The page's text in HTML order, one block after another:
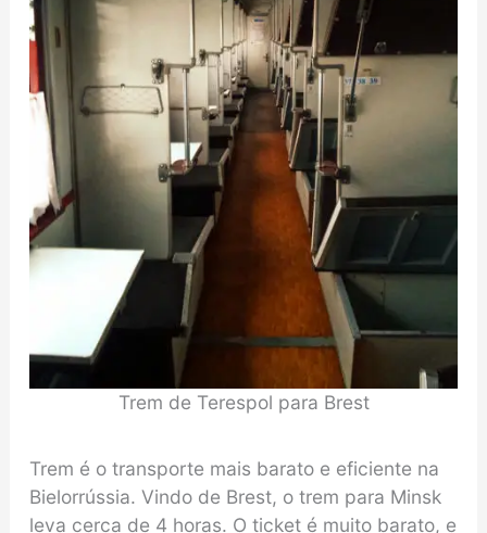
Trem de Terespol para Brest
Trem é o transporte mais barato e eficiente na
Bielorrússia. Vindo de Brest, o trem para Minsk
leva cerca de 4 horas. O ticket é muito barato, e